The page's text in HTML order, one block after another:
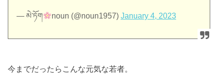
— མེ་ཏོག noun (@noun1957) January 4, 2023
今までだったらこんな元気な若者。